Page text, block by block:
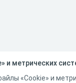
и метрических
«Cookie» и